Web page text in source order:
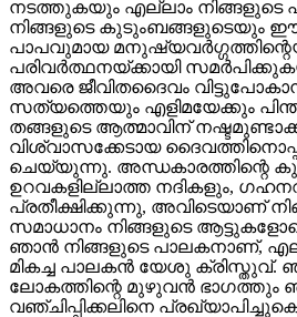
നടത്തുകയും എല്ലാം നിങ്ങളുടെ
നിങ്ങളുടെ കുടുംബങ്ങളുടെയും
പാപവുമായ
പരിവര്‍ത്ഥനയ്ക്കായി
അവരെ ജീവിതദൈവം വിട്ടുപോകാൻ
സത്യത്തെയും എളിമയേക്കും
തങ്ങളുടെ ആത്മാവിന്
വിശ്വാസക്കേടായ
ചെയ്യുന്നു. അന്ധകാരത്തിന്റെ
ഉറവകളില്ലാത്ത നദികളും,
പ്രതീക്ഷിക്കുന്നു, അവിടെയാണ്
സമാധാനം നിങ്ങളുടെ
ഞാൻ നിങ്ങളുടെ പാലകനാണ്,
മികച്ച പാലകൻ യേശു
ലോകത്തിന്റെ മുഴുവൻ ഭാഗത്തും
വഞ്ചിപ്പിക്കലിനെ